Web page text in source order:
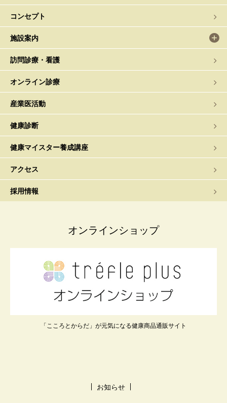
コンセプト
施設案内
訪問診療・看護
オンライン診療
産業医活動
健康診断
健康マイスター養成講座
アクセス
採用情報
オンラインショップ
「こころとからだ」が元気になる健康商品通販サイト
お知らせ